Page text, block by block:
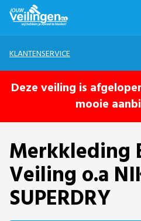
KLANTENSERVICE
Deze veiling is
mooie
Merkkleding
Veiling o.a
SUPERDRY